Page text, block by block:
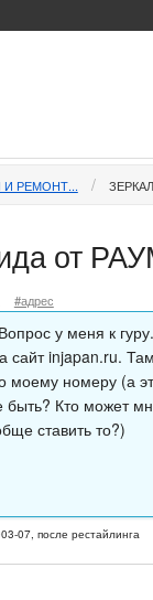
И РЕМОНТ...
от
#адрес
у меня к
сайт injapan.ru.
моему номеру (а
быть? Кто может
ставить то?)
07, после рестайлинга